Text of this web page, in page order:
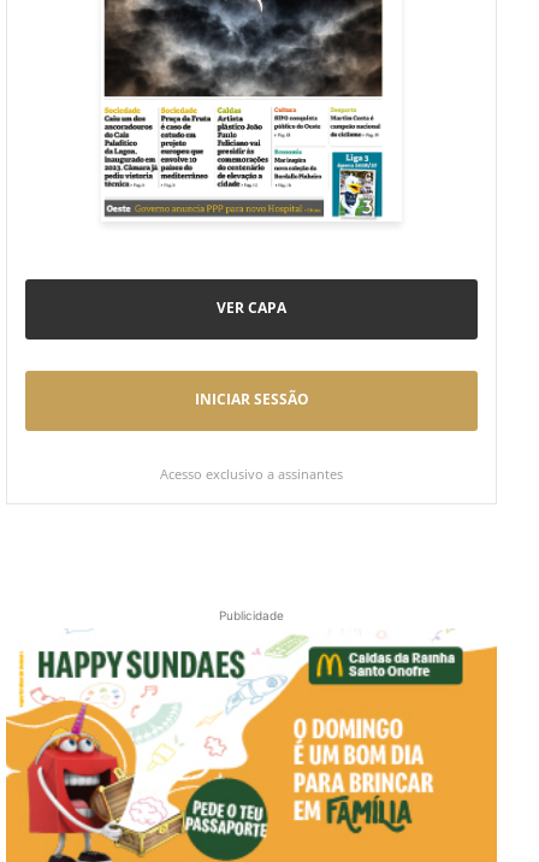
VER CAPA
INICIAR SESSÃO
Acesso exclusivo a assinantes
Publicidade